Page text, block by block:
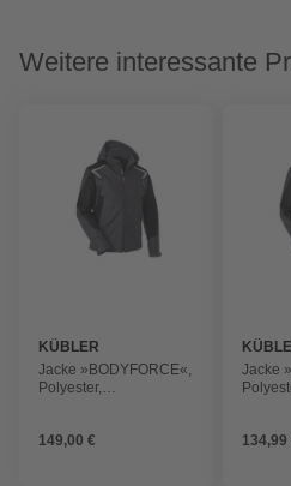
Weitere interessante
KÜBLER
Jacke »BODYFORCE«,
Polyester,
149,00 €
Jacke
134,99